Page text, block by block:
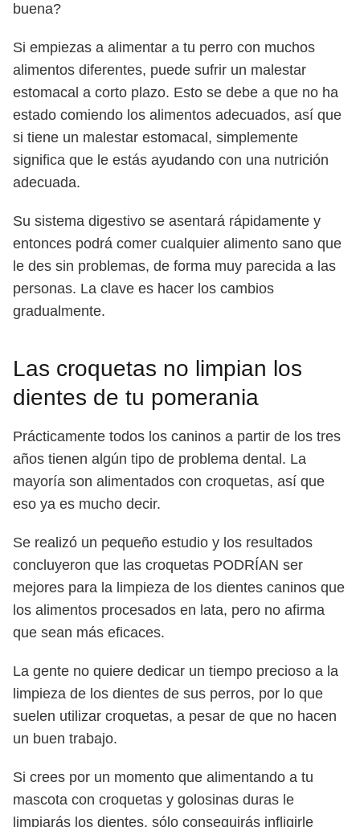
buena?
Si empiezas a alimentar a tu perro con muchos
alimentos diferentes, puede sufrir un malestar
estomacal a corto plazo. Esto se debe a que no ha
estado comiendo los alimentos adecuados, así que
si tiene un malestar estomacal, simplemente
significa que le estás ayudando con una nutrición
adecuada.
Su sistema digestivo se asentará rápidamente y
entonces podrá comer cualquier alimento sano que
le des sin problemas, de forma muy parecida a las
personas. La clave es hacer los cambios
gradualmente.
Las croquetas no limpian los
dientes de tu pomerania
Prácticamente todos los caninos a partir de los tres
años tienen algún tipo de problema dental. La
mayoría son alimentados con croquetas, así que
eso ya es mucho decir.
Se realizó un pequeño estudio y los resultados
concluyeron que las croquetas PODRÍAN ser
mejores para la limpieza de los dientes caninos que
los alimentos procesados en lata, pero no afirma
que sean más eficaces.
La gente no quiere dedicar un tiempo precioso a la
limpieza de los dientes de sus perros, por lo que
suelen utilizar croquetas, a pesar de que no hacen
un buen trabajo.
Si crees por un momento que alimentando a tu
mascota con croquetas y golosinas duras le
limpiarás los dientes, sólo conseguirás infligirle